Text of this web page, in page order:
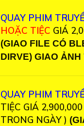
QUAY PHIM
HOẶC TIỆC GIÁ
(GIAO FILE CÓ
DIRVE) GIAO ẢNH
QUAY PHIM
TIỆC GIÁ
TRONG NGÀY )